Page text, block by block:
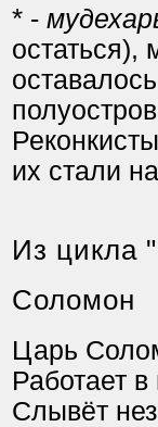
* -
остаться),
их стали
Из цикла
Соломон
Царь
Работает
Слывёт